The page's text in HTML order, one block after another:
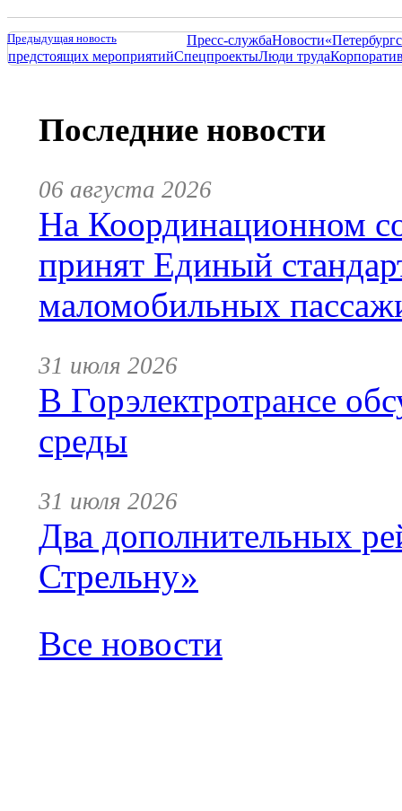
Предыдущая новость Пресс-службаНовости
предстоящих мероприятийСпецпроектыЛюди труда
Последние новости
06 августа 2026
На Координационном
принят Единый
маломобильных
31 июля 2026
В Горэлектротрансе
среды
31 июля 2026
Два дополнительных
Стрельну»
Все новости